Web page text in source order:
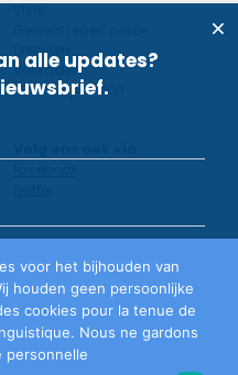
voor het bijhouden van
houden geen persoonlijke
cookies pour la tenue de
Nous ne gardons
personnelle
Diensten
Voordelen
Contactpersoon
alle updates?